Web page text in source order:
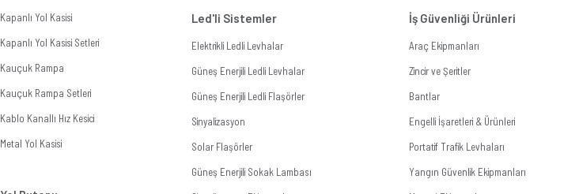
Kapanlı Yol Kasisi
Kapanlı Yol Kasisi Setleri
Kauçuk Rampa
Kauçuk Rampa Setleri
Kablo Kanallı Hız Kesici
Metal Yol Kasisi
Led'li Sistemler
Elektrikli Ledli Levhalar
Güneş Enerjili Ledli Levhalar
Güneş Enerjili Ledli Flaşörler
Sinyalizasyon
Solar Flaşörler
Güneş Enerjili Sokak Lambası
İş Güvenliği Ürünleri
Araç Ekipmanları
Zincir ve Şeritler
Bantlar
Engelli İşaretleri & Ürünleri
Portatif Trafik Levhaları
Yangın Güvenlik Ekipmanları